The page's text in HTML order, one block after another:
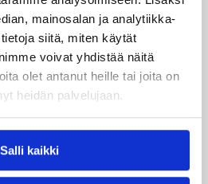
mainosalan ja analytiikka-
siitä, miten käytät
voivat yhdistää näitä
olet antanut heille tai joita on
heidän palvelujaan.
Salli kaikki
pääsemme harjoittelemaan ja
harjoittelemaamme
Toijala kertoo.
ja rakennamme
Ensi viikolla otamme käyttöön
ja tarkastamme vielä
puolustuksessa.